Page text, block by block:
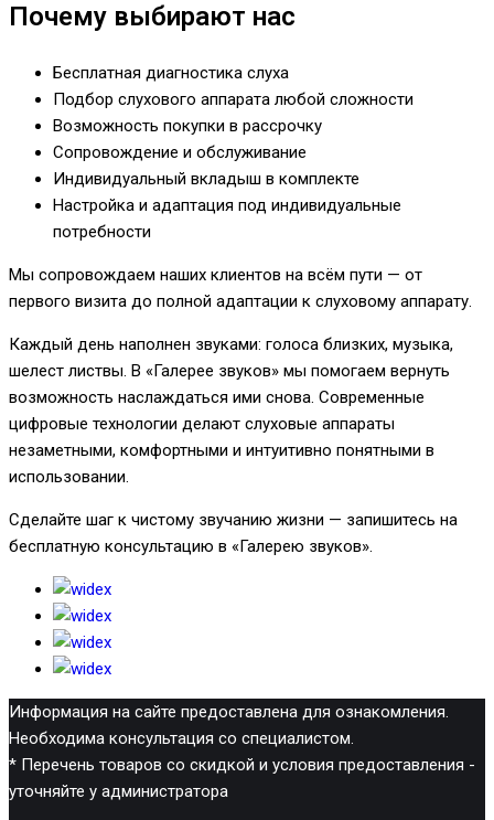
Почему выбирают нас
Бесплатная диагностика слуха
Подбор слухового аппарата любой сложности
Возможность покупки в рассрочку
Сопровождение и обслуживание
Индивидуальный вкладыш в комплекте
Настройка и адаптация под индивидуальные
потребности
Мы сопровождаем наших клиентов на всём пути — от
первого визита до полной адаптации к слуховому аппарату.
Каждый день наполнен звуками: голоса близких, музыка,
шелест листвы. В «Галерее звуков» мы помогаем вернуть
возможность наслаждаться ими снова. Современные
цифровые технологии делают слуховые аппараты
незаметными, комфортными и интуитивно понятными в
использовании.
Сделайте шаг к чистому звучанию жизни — запишитесь на
бесплатную консультацию в «Галерею звуков».
Информация на сайте предоставлена для ознакомления.
Необходима консультация со специалистом.
* Перечень товаров со скидкой и условия предоставления -
уточняйте у администратора